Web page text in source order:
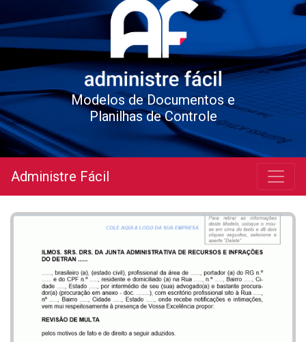
Modelos de Documentos e
Planilhas de Controle
Administre Fácil